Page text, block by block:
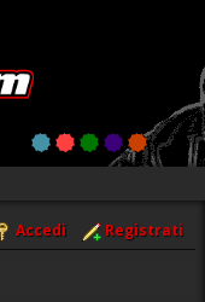
Accedi Registrati